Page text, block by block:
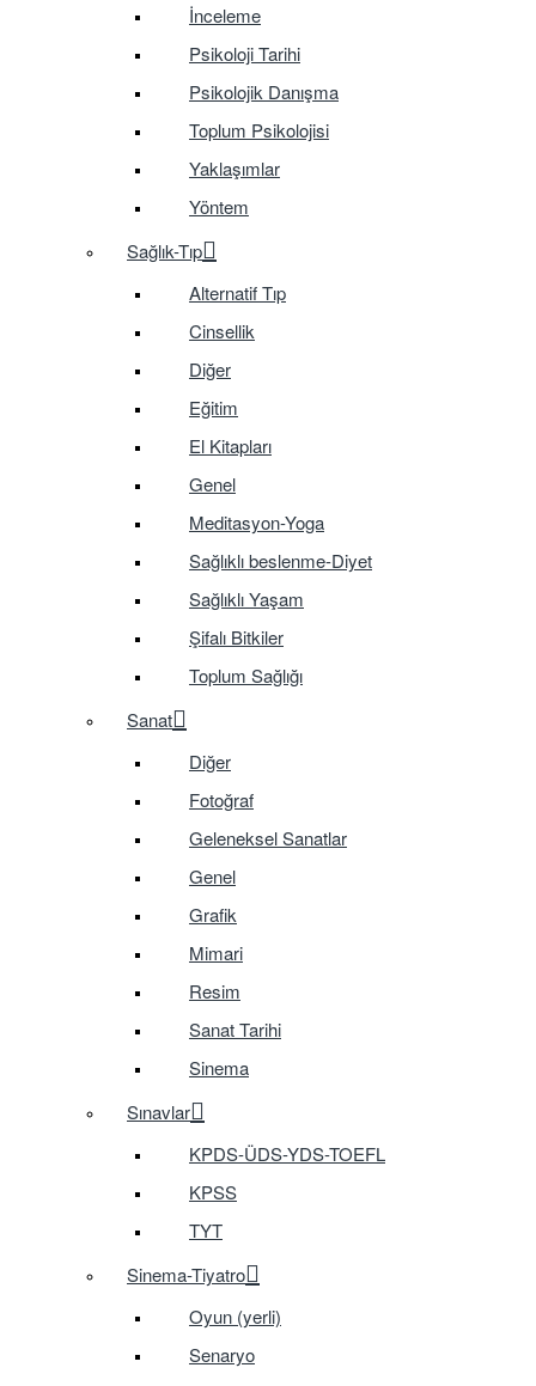
İnceleme
Psikoloji Tarihi
Psikolojik Danışma
Toplum Psikolojisi
Yaklaşımlar
Yöntem
Sağlık-Tıp
Alternatif Tıp
Cinsellik
Diğer
Eğitim
El Kitapları
Genel
Meditasyon-Yoga
Sağlıklı beslenme-Diyet
Sağlıklı Yaşam
Şifalı Bitkiler
Toplum Sağlığı
Sanat
Diğer
Fotoğraf
Geleneksel Sanatlar
Genel
Grafik
Mimari
Resim
Sanat Tarihi
Sinema
Sınavlar
KPDS-ÜDS-YDS-TOEFL
KPSS
TYT
Sinema-Tiyatro
Oyun (yerli)
Senaryo